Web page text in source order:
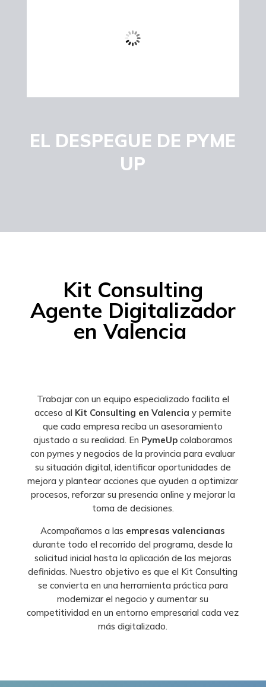
EL DESPEGUE DE PYME
UP
Kit Consulting
Agente Digitalizador
en Valencia
Trabajar con un equipo especializado facilita el
acceso al Kit Consulting en Valencia y permite
que cada empresa reciba un asesoramiento
ajustado a su realidad. En PymeUpcolaboramos
con pymes y negocios de la provincia para evaluar
su situación digital, identificar oportunidades de
mejora y plantear acciones que ayuden a optimizar
procesos, reforzar su presencia online y mejorar la
toma de decisiones.
Acompañamos a las empresas valencianas
durante todo el recorrido del programa, desde la
solicitud inicial hasta la aplicación de las mejoras
definidas. Nuestro objetivo es que el Kit Consulting
se convierta en una herramienta práctica para
modernizar el negocio y aumentar su
competitividad en un entorno empresarial cada vez
más digitalizado.